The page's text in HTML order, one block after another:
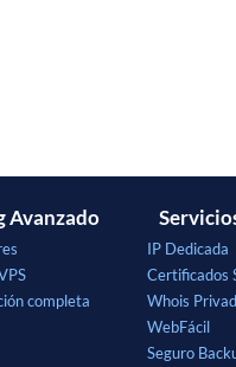
Avanzado
completa
IP Dedicada
Certificados
Whois
WebFácil
Seguro